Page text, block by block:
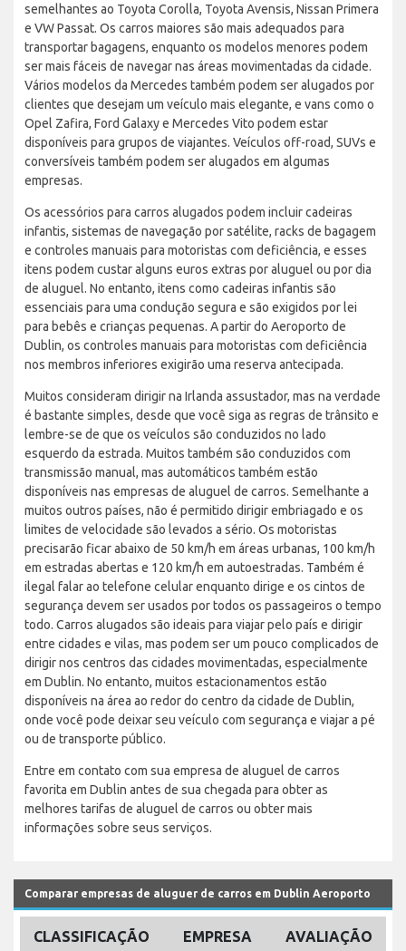
semelhantes ao Toyota Corolla, Toyota Avensis, Nissan Primera
e VW Passat. Os carros maiores são mais adequados para
transportar bagagens, enquanto os modelos menores podem
ser mais fáceis de navegar nas áreas movimentadas da cidade.
Vários modelos da Mercedes também podem ser alugados por
clientes que desejam um veículo mais elegante, e vans como o
Opel Zafira, Ford Galaxy e Mercedes Vito podem estar
disponíveis para grupos de viajantes. Veículos off-road, SUVs e
conversíveis também podem ser alugados em algumas
empresas.
Os acessórios para carros alugados podem incluir cadeiras
infantis, sistemas de navegação por satélite, racks de bagagem
e controles manuais para motoristas com deficiência, e esses
itens podem custar alguns euros extras por aluguel ou por dia
de aluguel. No entanto, itens como cadeiras infantis são
essenciais para uma condução segura e são exigidos por lei
para bebês e crianças pequenas. A partir do Aeroporto de
Dublin, os controles manuais para motoristas com deficiência
nos membros inferiores exigirão uma reserva antecipada.
Muitos consideram dirigir na Irlanda assustador, mas na verdade
é bastante simples, desde que você siga as regras de trânsito e
lembre-se de que os veículos são conduzidos no lado
esquerdo da estrada. Muitos também são conduzidos com
transmissão manual, mas automáticos também estão
disponíveis nas empresas de aluguel de carros. Semelhante a
muitos outros países, não é permitido dirigir embriagado e os
limites de velocidade são levados a sério. Os motoristas
precisarão ficar abaixo de 50 km/h em áreas urbanas, 100 km/h
em estradas abertas e 120 km/h em autoestradas. Também é
ilegal falar ao telefone celular enquanto dirige e os cintos de
segurança devem ser usados por todos os passageiros o tempo
todo. Carros alugados são ideais para viajar pelo país e dirigir
entre cidades e vilas, mas podem ser um pouco complicados de
dirigir nos centros das cidades movimentadas, especialmente
em Dublin. No entanto, muitos estacionamentos estão
disponíveis na área ao redor do centro da cidade de Dublin,
onde você pode deixar seu veículo com segurança e viajar a pé
ou de transporte público.
Entre em contato com sua empresa de aluguel de carros
favorita em Dublin antes de sua chegada para obter as
melhores tarifas de aluguel de carros ou obter mais
informações sobre seus serviços.
Comparar empresas de aluguer de carros em Dublin Aeroporto
CLASSIFICAÇÃO EMPRESA AVALIAÇÃO